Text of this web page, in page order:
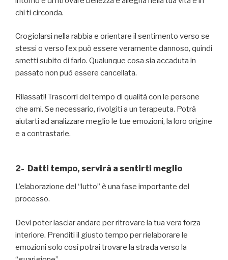
chi ti circonda.
Crogiolarsi nella rabbia e orientare il sentimento verso se
stessi o verso l’ex può essere veramente dannoso, quindi
smetti subito di farlo. Qualunque cosa sia accaduta in
passato non può essere cancellata.
Rilassati! Trascorri del tempo di qualità con le persone
che ami. Se necessario, rivolgiti a un terapeuta. Potrà
aiutarti ad analizzare meglio le tue emozioni, la loro origine
e a contrastarle.
2- Datti tempo, servirà a sentirti meglio
L’elaborazione del “lutto” è una fase importante del
processo.
Devi poter lasciar andare per ritrovare la tua vera forza
interiore. Prenditi il giusto tempo per rielaborare le
emozioni solo così potrai trovare la strada verso la